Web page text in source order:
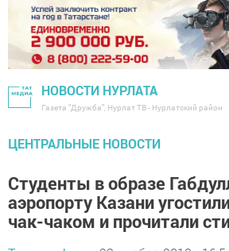
НОВОСТИ НУРЛАТА
Газета "Дружба", Нурлат ТВ - Нурлатский район
ЦЕНТРАЛЬНЫЕ НОВОСТИ
Студенты в образе
аэропорту Казани
чак-чаком и прочитали